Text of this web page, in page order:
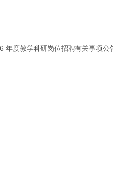
年度教学科研岗位招聘有关事项公